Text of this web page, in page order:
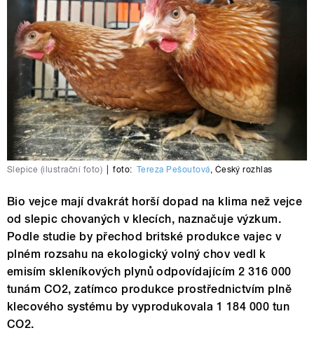
Slepice (ilustrační foto) foto: Tereza Pešoutová, Český rozhlas
Bio vejce mají dvakrát horší dopad na klima než vejce
od slepic chovaných v klecích, naznačuje výzkum.
Podle studie by přechod britské produkce vajec v
plném rozsahu na ekologický volný chov vedl k
emisím skleníkových plynů odpovídajícím 2 316 000
tunám CO2, zatímco produkce prostřednictvím plně
klecového systému by vyprodukovala 1 184 000 tun
CO2.